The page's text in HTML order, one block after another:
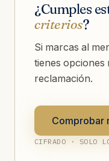
¿Cumples
criterios?
Si marcas al
tienes opciones
reclamación.
Comprobar
CIFRADO · SOLO